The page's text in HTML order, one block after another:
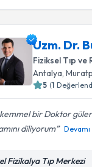
Uzm. Dr.
Fiziksel Tıp
Antalya,
5 (1
bir Doktor güler
diliyorum
Devamı
Fizikalya Tıp Merkezi